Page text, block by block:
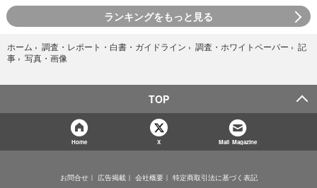
ランキングをもっと見る
ホーム › 調査・レポート・白書・ガイドライン › 調査・ホワイトペーパー › 記
事 › 写真・画像
TOP
Home X Mail Magazine
お問合せ 広告掲載 会社概要 特定商取引法に基づく表記